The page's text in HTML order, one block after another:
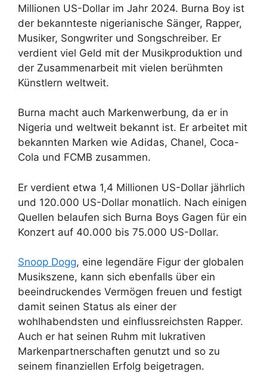
Millionen US-Dollar im Jahr 2024. Burna Boy ist
der bekannteste nigerianische Sänger, Rapper,
Musiker, Songwriter und Songschreiber. Er
verdient viel Geld mit der Musikproduktion und
der Zusammenarbeit mit vielen berühmten
Künstlern weltweit.
Burna macht auch Markenwerbung, da er in
Nigeria und weltweit bekannt ist. Er arbeitet mit
bekannten Marken wie Adidas, Chanel, Coca-
Cola und FCMB zusammen.
Er verdient etwa 1,4 Millionen US-Dollar jährlich
und 120.000 US-Dollar monatlich. Nach einigen
Quellen belaufen sich Burna Boys Gagen für ein
Konzert auf 40.000 bis 75.000 US-Dollar.
Snoop Dogg, eine legendäre Figur der globalen
Musikszene, kann sich ebenfalls über ein
beeindruckendes Vermögen freuen und festigt
damit seinen Status als einer der
wohlhabendsten und einflussreichsten Rapper.
Auch er hat seinen Ruhm mit lukrativen
Markenpartnerschaften genutzt und so zu
seinem finanziellen Erfolg beigetragen.